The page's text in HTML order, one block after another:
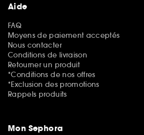
Aide
FAQ
Moyens de paiement acceptés
Nous contacter
Conditions de livraison
Retourner un produit
*Conditions de nos offres
*Exclusion des promotions
Rappels produits
Mon Sephora